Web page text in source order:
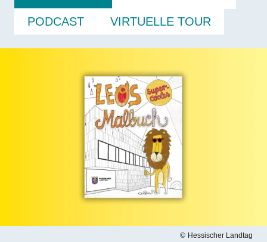
PODCAST
VIRTUELLE TOUR
Hessischer Landtag